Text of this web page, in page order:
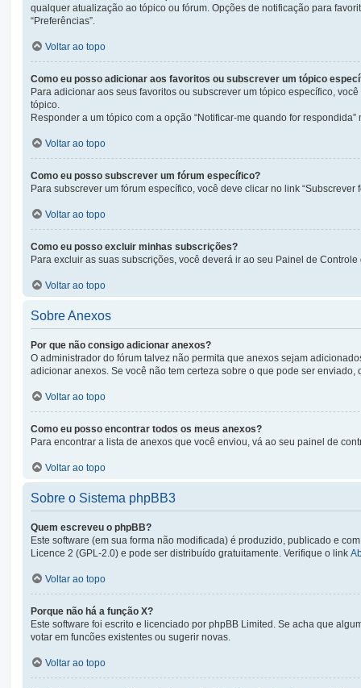
qualquer atualização ao tópico ou fórum. Opções de notificação para
“Preferências”.
Voltar ao topo
Como eu posso adicionar aos favoritos ou subscrever um tópico
Para adicionar aos seus favoritos ou subscrever um tópico específico,
tópico.
Responder a um tópico com a opção “Notificar-me quando for
Voltar ao topo
Como eu posso subscrever um fórum específico?
Para subscrever um fórum específico, você deve clicar no link
Voltar ao topo
Como eu posso excluir minhas subscrições?
Para excluir as suas subscrições, você deverá ir ao seu Painel de
Voltar ao topo
Sobre Anexos
Por que não consigo adicionar anexos?
O administrador do fórum talvez não permita que anexos sejam
adicionar anexos. Se você não tem certeza sobre o que pode ser
Voltar ao topo
Como eu posso encontrar todos os meus anexos?
Para encontrar a lista de anexos que você enviou, vá ao seu painel de
Voltar ao topo
Sobre o Sistema phpBB3
Quem escreveu o phpBB?
Este software (em sua forma não modificada) é produzido, publicado e
Licence 2 (GPL-2.0) e pode ser distribuído gratuitamente. Verifique o link
Voltar ao topo
Porque não há a função X?
Este software foi escrito e licenciado por phpBB Limited. Se acha que
votar em funcões existentes ou sugerir novas.
Voltar ao topo